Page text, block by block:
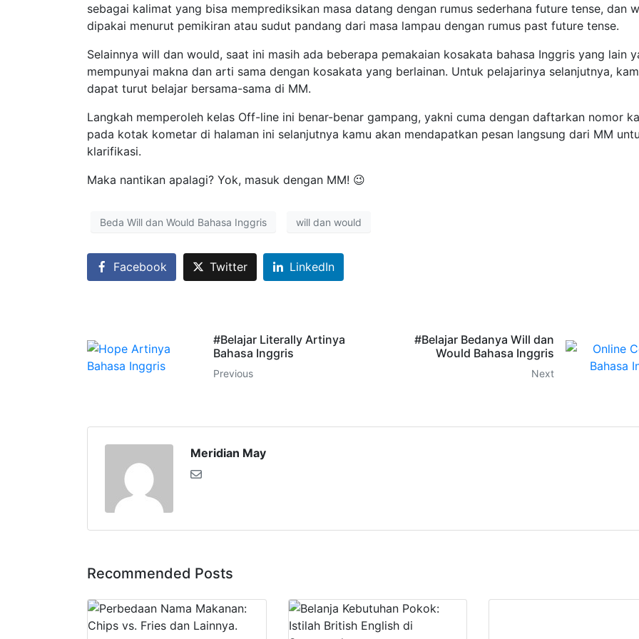
sebagai kalimat yang bisa memprediksikan masa datang dengan rumus sederhana future tense, dan
dipakai menurut pemikiran atau sudut pandang dari masa lampau dengan rumus past future tense.
Selainnya will dan would, saat ini masih ada beberapa pemakaian kosakata bahasa Inggris yang lain
mempunyai makna dan arti sama dengan kosakata yang berlainan. Untuk pelajarinya selanjutnya,
dapat turut belajar bersama-sama di MM.
Langkah memperoleh kelas Off-line ini benar-benar gampang, yakni cuma dengan daftarkan nomor
pada kotak kometar di halaman ini selanjutnya kamu akan mendapatkan pesan langsung dari MM
klarifikasi.
Maka nantikan apalagi? Yok, masuk dengan MM! 😉
Beda Will dan Would Bahasa Inggris will dan would
Facebook Twitter LinkedIn
#Belajar Literally Artinya
Bahasa Inggris
Previous
#Belajar Bedanya Will dan
Would Bahasa Inggris
Next
Meridian May
Recommended Posts